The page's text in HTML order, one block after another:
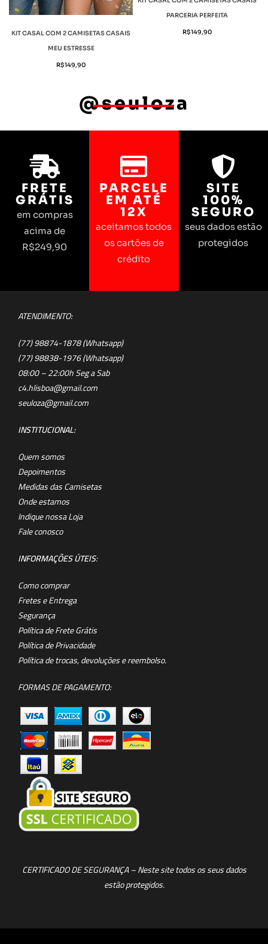
KIT CASAL COM 2 CAMISETAS CASAIS
MEU ESTRESSE
R$149,90
PARCERIA PERFEITA
R$149,90
@seuloza
FRETE
GRÁTIS
em compras
acima de
R$249,90
PARCELE
EM ATÉ
12X
aceitamos todos
os cartões de
crédito
SITE
100%
SEGURO
seus dados estão
protegidos
ATENDIMENTO:
(77) 98874-1878 (Whatsapp)
(77) 98838-1976 (Whatsapp)
08:00 – 22:00h Seg a Sab
c4.hlisboa@gmail.com
seuloza@gmail.com
INSTITUCIONAL:
Quem somos
Depoimentos
Medidas das Camisetas
Onde estamos
Indique nossa Loja
Fale conosco
INFORMAÇÕES ÚTEIS:
Como comprar
Fretes e Entrega
Segurança
Política de Frete Grátis
Política de Privacidade
Política de trocas, devoluções e reembolso.
FORMAS DE PAGAMENTO:
CERTIFICADO DE SEGURANÇA – Neste site todos os seus dados
estão protegidos.